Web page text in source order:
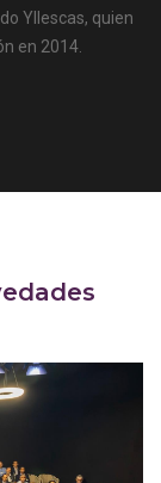
Yllescas, quien
en 2014.